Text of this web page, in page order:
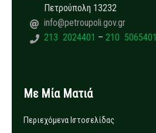
Πετρούπολη 13232
info@petroupoli.gov.gr
213 2024401 – 210 5065401
Με Μία Ματιά
Περιεχόμενα Ιστοσελίδας